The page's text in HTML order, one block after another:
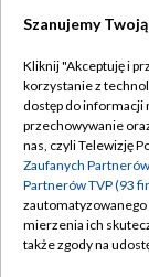
Abonament
Emisja w TVP
Centrum
Naziemna
Szanujemy
Kliknij "Akceptuję i
korzystanie z
dostęp do informacji
przechowywanie
nas, czyli Telewizję
Zaufanych
Partnerów TVP (93
mierzenia ich
także zgody na